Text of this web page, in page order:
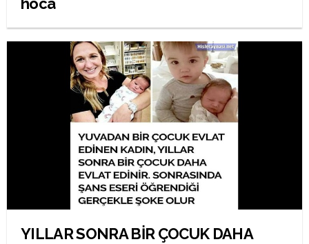
hoca
YILLAR SONRA BİR ÇOCUK DAHA